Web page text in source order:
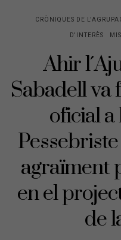
CRÒNIQUES DE
D'INTERÈS
Ahir
Sabadell va
oficial a
agraïment
en el
de